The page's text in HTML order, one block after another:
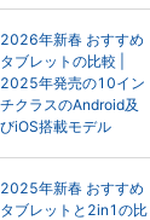
2026年新春 おすすめ
タブレットの比較 |
2025年発売の10イン
チクラスのAndroid及
びiOS搭載モデル
2025年新春 おすすめ
タブレットと2in1の比